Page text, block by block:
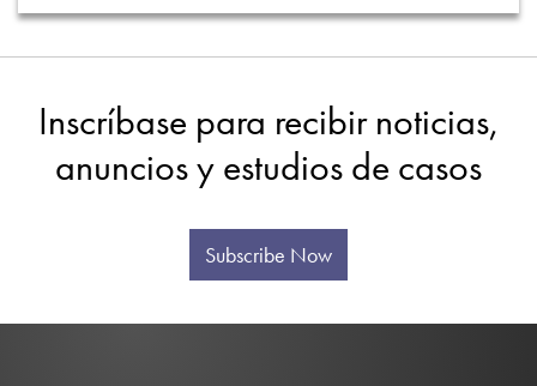
Inscríbase para recibir noticias,
anuncios y estudios de casos
Subscribe Now